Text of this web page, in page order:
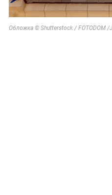
Обложка © Shutterstock / FOTODOM /